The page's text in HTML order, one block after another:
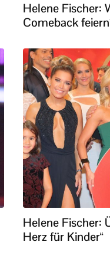
Helene Fischer:
Comeback
Helene Fischer:
Herz für Kinder“